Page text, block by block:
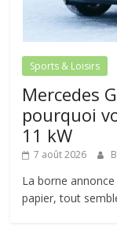
Sports & Loisirs
Mercedes
pourquoi
11 kW
7 août 2026
La borne
papier, tout